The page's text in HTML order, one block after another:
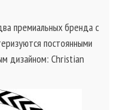
премиальных бренда с
постоянными
дизайном: Christian